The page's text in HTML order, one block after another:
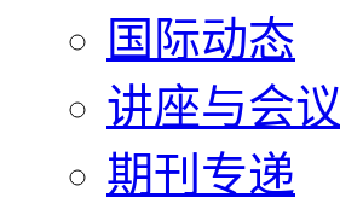
国际动态
讲座与会议
期刊专递